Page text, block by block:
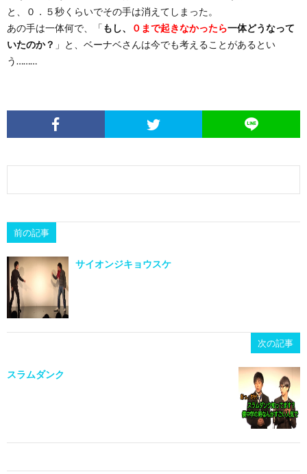
と、０．５秒くらいでその手は消えてしまった。
あの手は一体何で、「もし、 ０まで起きなかったら一体どうなって
いたのか？ 」と、ベーナベさんは今でも考えることがあるとい
う………
前の記事
サイオンジキョウスケ
次の記事
スラムダンク